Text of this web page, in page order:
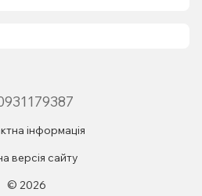
інформація
версія сайту
© 2026